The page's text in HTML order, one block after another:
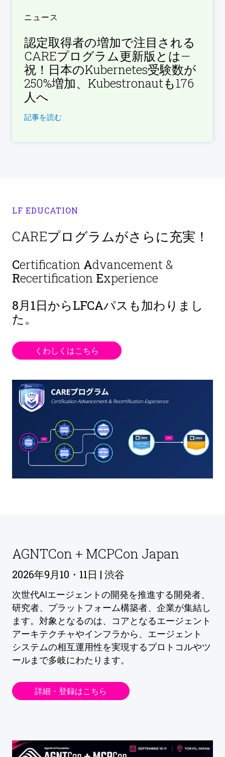
ニュース
認定取得者の増加で注目される
CAREプログラム更新版とは—
祝！日本のKubernetes受験数が
250%増加、Kubestronautも176
人へ
記事を読む
LF EDUCATION
CAREプログラムがさらに充実！
Certification Advancement &
Recertification Experience
8月1日からLFCAパスも加わりまし
た。
くわしくはこちら
AGNTCon + MCPCon Japan
2026年9月10・11日 | 渋谷
次世代AIエージェントの開発を推進する開発者、
研究者、プラットフォーム構築者、企業が集結し
ます。対象となるのは、コアとなるエージェント
アーキテクチャやインフラから、エージェント
システムの相互運用性を実現するプロトコルやツ
ールまで多岐にわたります。
詳細・登録はこちら